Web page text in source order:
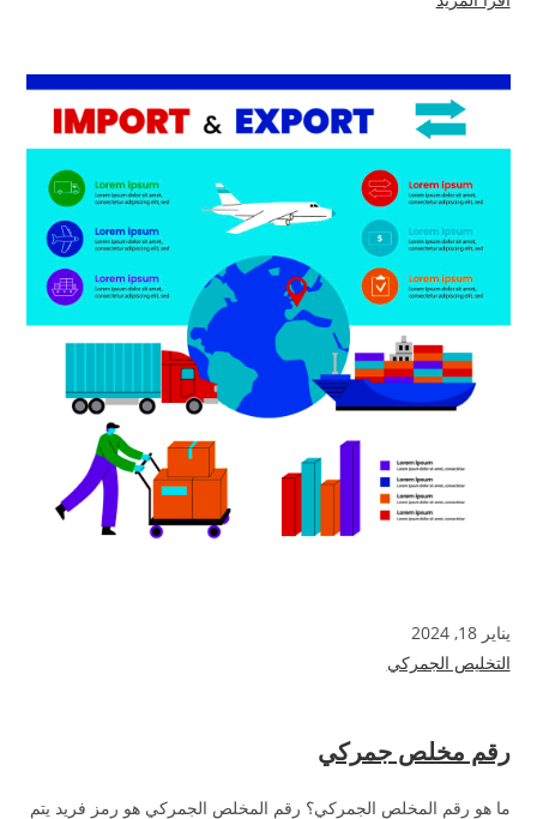
يناير 18, 2024
التخليص الجمركي
رقم مخلص جمركي
ما هو رقم المخلص الجمركي؟ رقم المخلص الجمركي هو رمز فريد يتم